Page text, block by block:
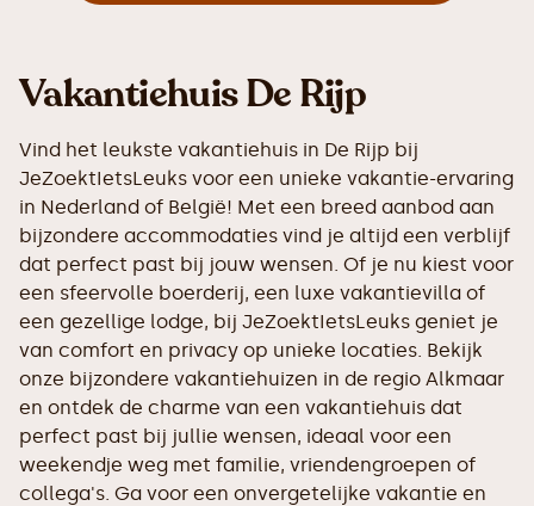
Vakantiehuis De Rijp
Vind het leukste vakantiehuis in De Rijp bij
JeZoektIetsLeuks voor een unieke vakantie-ervaring
in Nederland of België! Met een breed aanbod aan
bijzondere accommodaties vind je altijd een verblijf
dat perfect past bij jouw wensen. Of je nu kiest voor
een sfeervolle boerderij, een luxe vakantievilla of
een gezellige lodge, bij JeZoektIetsLeuks geniet je
van comfort en privacy op unieke locaties. Bekijk
onze bijzondere vakantiehuizen in de regio Alkmaar
en ontdek de charme van een vakantiehuis dat
perfect past bij jullie wensen, ideaal voor een
weekendje weg met familie, vriendengroepen of
collega's. Ga voor een onvergetelijke vakantie en